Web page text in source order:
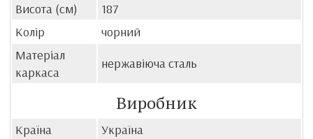
Висота (см)
187
Колір
чорний
Матеріал
каркаса
нержавіюча сталь
Виробник
Країна
Україна